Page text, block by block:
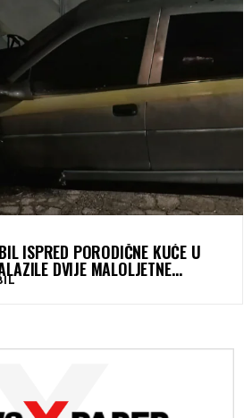
ISPRED PORODIČNE KUĆE U
DVIJE MALOLJETNE